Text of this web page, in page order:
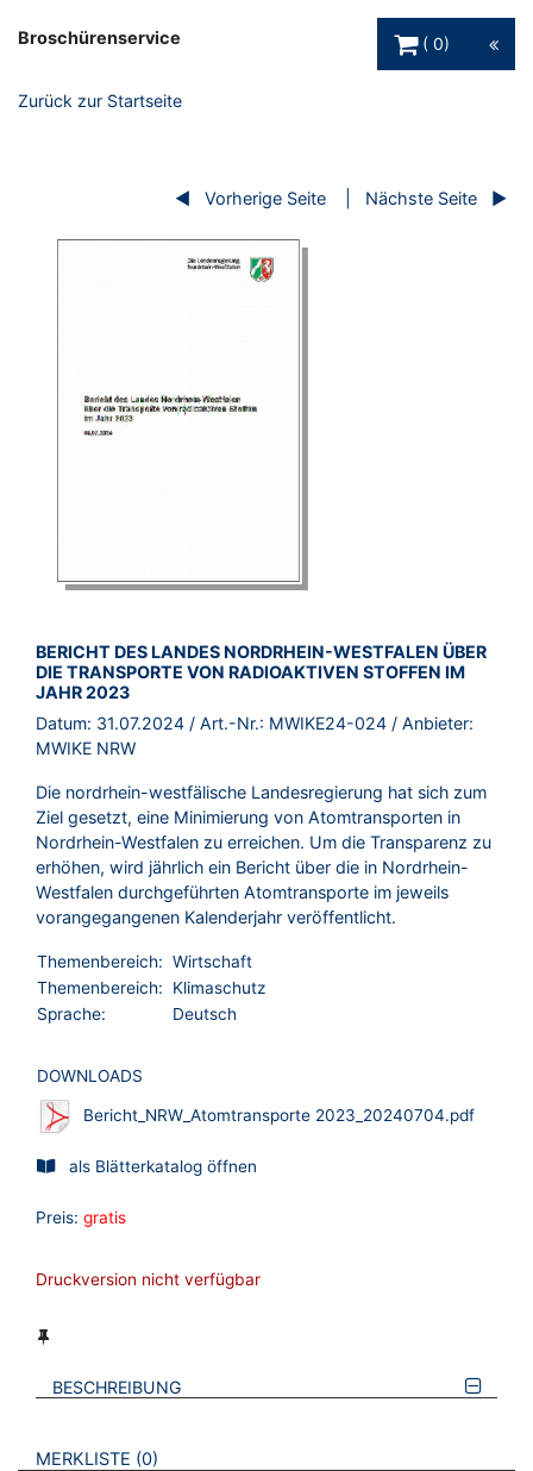
Broschürenservice
0
Zurück zur Startseite
Vorherige Seite Nächste Seite
BROSCHÜRE:
BERICHT DES LANDES NORDRHEIN-WESTFALEN ÜBER
DIE TRANSPORTE VON RADIOAKTIVEN STOFFEN IM
JAHR 2023
Datum: 31.07.2024 / Art.-Nr.: MWIKE24-024 / Anbieter:
MWIKE NRW
Die nordrhein-westfälische Landesregierung hat sich zum
Ziel gesetzt, eine Minimierung von Atomtransporten in
Nordrhein-Westfalen zu erreichen. Um die Transparenz zu
erhöhen, wird jährlich ein Bericht über die in Nordrhein-
Westfalen durchgeführten Atomtransporte im jeweils
vorangegangenen Kalenderjahr veröffentlicht.
Themenbereich: Wirtschaft
Themenbereich:
Klimaschutz
Sprache:
Deutsch
DOWNLOADS
Bericht_NRW_Atomtransporte 2023_20240704.pdf
als Blätterkatalog öffnen
Preis: gratis
Druckversion nicht verfügbar
BESCHREIBUNG
VERWEISE AUF VERMERKTE- ODER ZULETZT ANGESEHENE
MERKLISTE 0 BROSCHÜREN